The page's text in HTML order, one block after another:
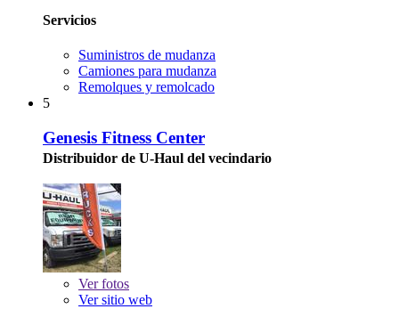
Servicios
Suministros de mudanza
Camiones para mudanza
Remolques y remolcado
5
Genesis Fitness Center
Distribuidor de U-Haul del vecindario
Verfotos
Ver sitio web